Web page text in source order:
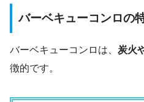
バーベキューコンロの
バーベキューコンロは、 炭火
徴的です。